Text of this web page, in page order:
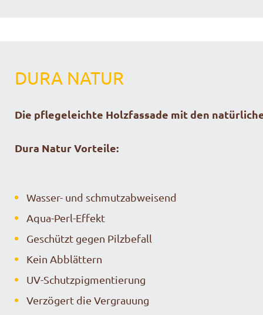
DURA NATUR
Die pflegeleichte Holzfassade mit den
Dura Natur Vorteile:
Wasser- und schmutzabweisend
Aqua-Perl-Effekt
Geschützt gegen Pilzbefall
Kein Abblättern
UV-Schutzpigmentierung
Verzögert die Vergrauung